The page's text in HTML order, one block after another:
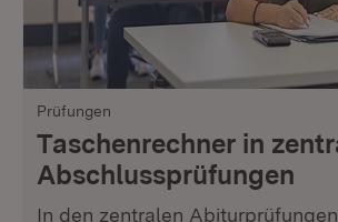
Prüfungen
Taschenrechner in
Abschlussprüfungen
In den zentralen